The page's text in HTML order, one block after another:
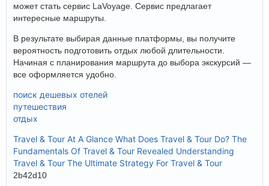
может стать сервис LaVoyage. Сервис предлагает
интересные маршруты.
В результате выбирая данные платформы, вы получите
вероятность подготовить отдых любой длительности.
Начиная с планирования маршрута до выбора экскурсий —
все оформляется удобно.
поиск дешевых отелей
путешествия
отдых
Travel & Tour At A Glance What Does Travel & Tour Do? The
Fundamentals Of Travel & Tour Revealed Understanding
Travel & Tour The Ultimate Strategy For Travel & Tour
2b42d10